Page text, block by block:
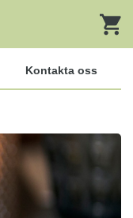
Kontakta oss